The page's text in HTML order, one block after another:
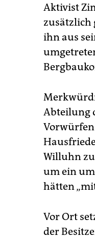
Aktivist
zusätzlich
ihn aus
Abteilung
Willuhn
um ein
hätten
Vor Ort
der